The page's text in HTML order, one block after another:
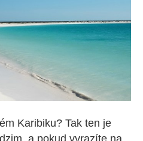
Karibiku? Tak ten je
a pokud vyrazíte na